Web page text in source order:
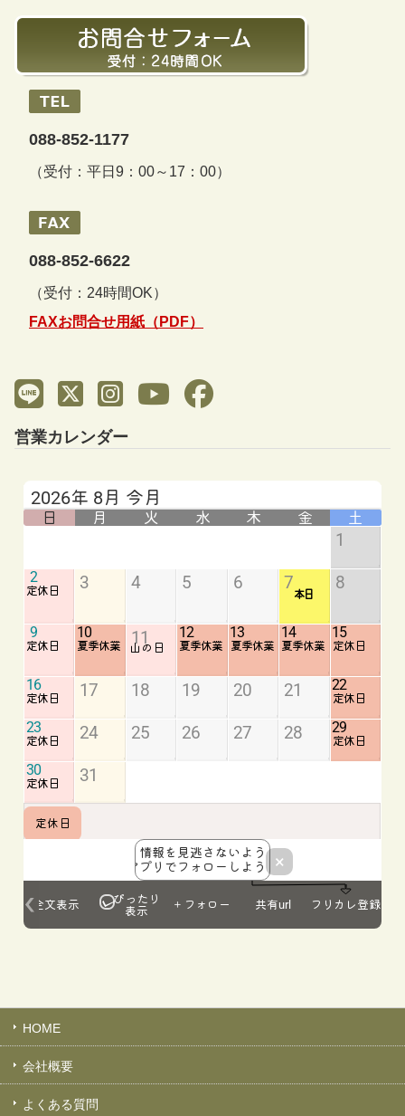
088-852-1177
（受付：平日9：00～17：00）
088-852-6622
（受付：24時間OK）
FAXお問合せ用紙（PDF）
営業カレンダー
HOME
会社概要
よくある質問